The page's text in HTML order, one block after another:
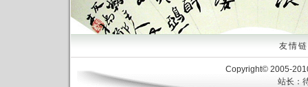
友情
Copyright© 2005-
站长：